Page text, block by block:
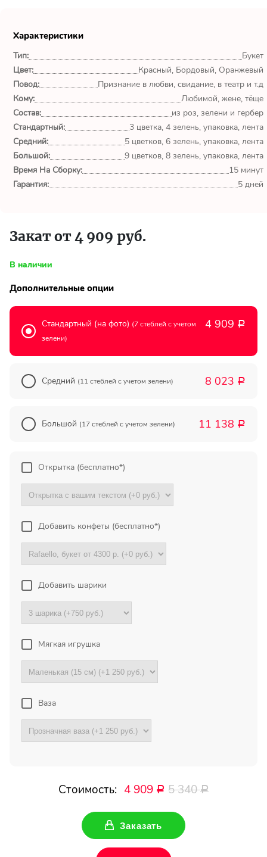
обл.
Спасибо сервису Flor-
world.ru, очень рада что
выбрала Вас. Букет
изумительный!
Сахалинская
обл.
свежие. Спасибо.
Тымовское,
Сахалинская
обл.
Прекрасный букет отличная
Олег
выборе букета. Спасибо
большое. Доставка пришла
клиентом!
Тамара
Гидроторф,
Нижегороская
область
красивый! Цветы свежие !
Все отзывы
ПОДПИШИТЕСЬ!
Ваше имя
Характеристики
Тип:
Букет
Цвет:
Красный, Бордовый, Оранжевый
Повод:
Признание в любви, свидание, в театр и т.д
Кому:
Любимой, жене, тёще
Состав:
из роз, зелени и гербер
Стандартный:
3 цветка, 4 зелень, упаковка, лента
Средний:
5 цветков, 6 зелень, упаковка, лента
Большой:
9 цветков, 8 зелень, упаковка, лента
Время На Сборку:
15 минут
Гарантия:
5 дней
Закат от 4 909 руб.
В наличии
Дополнительные опции
Стандартный (на фото) (7 стеблей с учетом
зелени)
4 909 Р
Средний (11 стеблей с учетом зелени) 8 023 Р
Большой (17 стеблей с учетом зелени) 11 138 Р
Открытка (бесплатно*)
Добавить конфеты (бесплатно*)
Добавить шарики
Мягкая игрушка
Ваза
Стоимость: 4 909 Р 5 340Р
Заказать